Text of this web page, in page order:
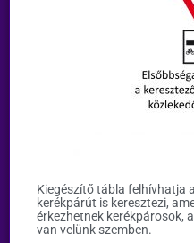
Kiegészítő tábla felhívhatja
kerékpárút is keresztezi,
érkezhetnek kerékpárosok,
van velünk szemben.